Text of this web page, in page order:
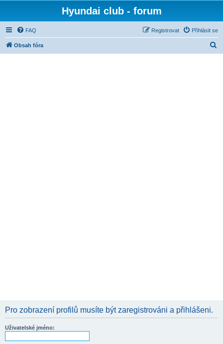
Hyundai club - forum
FAQ Přihlásit se
Registrovat
Obsah fóra
Pro zobrazení profilů musíte být zaregistrováni a přihlášeni.
Uživatelské jméno: